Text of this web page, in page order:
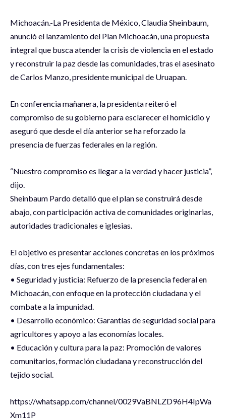
Michoacán.-La Presidenta de México, Claudia Sheinbaum,
anunció el lanzamiento del Plan Michoacán, una propuesta
integral que busca atender la crisis de violencia en el estado
y reconstruir la paz desde las comunidades, tras el asesinato
de Carlos Manzo, presidente municipal de Uruapan.
En conferencia mañanera, la presidenta reiteró el
compromiso de su gobierno para esclarecer el homicidio y
aseguró que desde el día anterior se ha reforzado la
presencia de fuerzas federales en la región.
“Nuestro compromiso es llegar a la verdad y hacer justicia”,
dijo.
Sheinbaum Pardo detalló que el plan se construirá desde
abajo, con participación activa de comunidades originarias,
autoridades tradicionales e iglesias.
El objetivo es presentar acciones concretas en los próximos
días, con tres ejes fundamentales:
• Seguridad y justicia: Refuerzo de la presencia federal en
Michoacán, con enfoque en la protección ciudadana y el
combate a la impunidad.
• Desarrollo económico: Garantías de seguridad social para
agricultores y apoyo a las economías locales.
• Educación y cultura para la paz: Promoción de valores
comunitarios, formación ciudadana y reconstrucción del
tejido social.
‪https://whatsapp.com/channel/0029VaBNLZD96H4IpWa
Xm11P